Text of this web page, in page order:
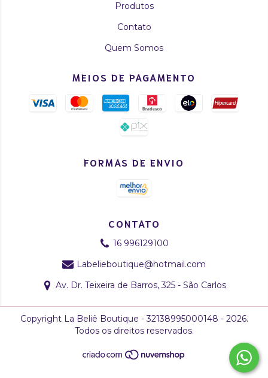
Produtos
Contato
Quem Somos
MEIOS DE PAGAMENTO
FORMAS DE ENVIO
CONTATO
16 996129100
Labelieboutique@hotmail.com
Av. Dr. Teixeira de Barros, 325 - São Carlos
Copyright La Beliê Boutique - 32138995000148 - 2026.
Todos os direitos reservados.